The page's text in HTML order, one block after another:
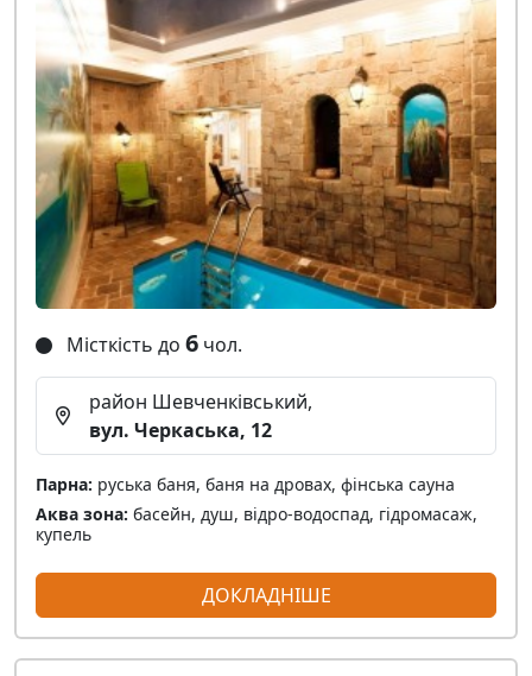
Місткість до 6 чол.
район Шевченківський,
вул. Черкаська, 12
Парна: руська баня, баня на дровах, фінська сауна
Аква зона: басейн, душ, відро-водоспад, гідромасаж,
купель
ДОКЛАДНІШЕ